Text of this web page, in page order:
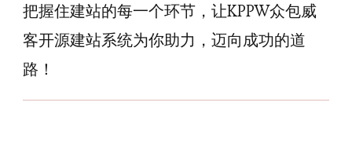
把握住建站的每一个环节，让KPPW众包威
客开源建站系统为你助力，迈向成功的道
路！